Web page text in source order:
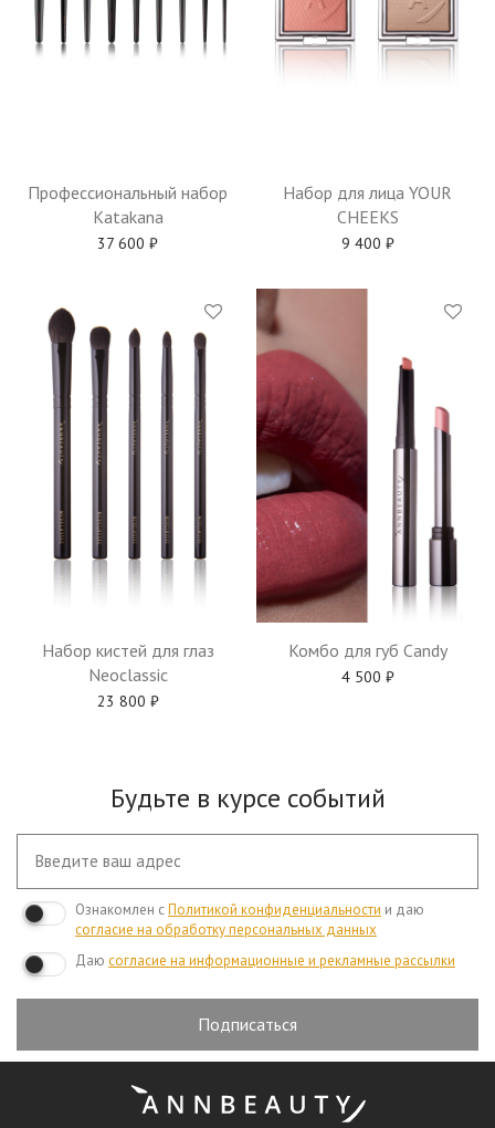
Профессиональный набор
Katakana
37 600 ₽
Набор для лица YOUR
CHEEKS
9 400 ₽
Набор кистей для глаз
Neoclassic
23 800 ₽
Комбо для губ Candy
4 500 ₽
Будьте в курсе событий
Ознакомлен сПолитикой конфиденциальности и даю
согласие на обработку персональных данных
Даю согласие на информационные и рекламные рассылки
Подписаться